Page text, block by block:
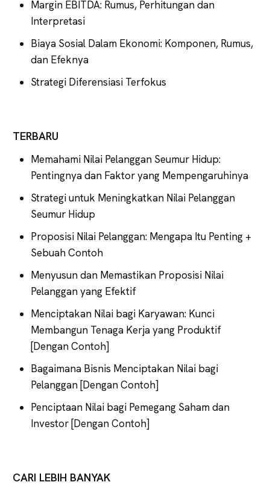
Margin EBITDA: Rumus, Perhitungan dan
Interpretasi
Biaya Sosial Dalam Ekonomi: Komponen, Rumus,
dan Efeknya
Strategi Diferensiasi Terfokus
TERBARU
Memahami Nilai Pelanggan Seumur Hidup:
Pentingnya dan Faktor yang Mempengaruhinya
Strategi untuk Meningkatkan Nilai Pelanggan
Seumur Hidup
Proposisi Nilai Pelanggan: Mengapa Itu Penting +
Sebuah Contoh
Menyusun dan Memastikan Proposisi Nilai
Pelanggan yang Efektif
Menciptakan Nilai bagi Karyawan: Kunci
Membangun Tenaga Kerja yang Produktif
[Dengan Contoh]
Bagaimana Bisnis Menciptakan Nilai bagi
Pelanggan [Dengan Contoh]
Penciptaan Nilai bagi Pemegang Saham dan
Investor [Dengan Contoh]
CARI LEBIH BANYAK